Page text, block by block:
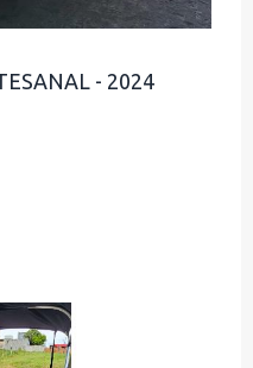
- 2024